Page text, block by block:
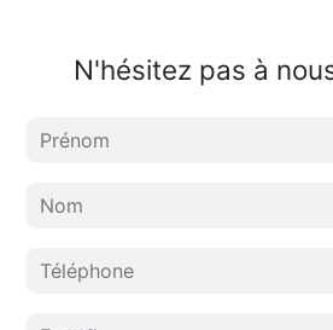
N'hésitez pas à